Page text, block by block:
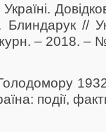
//
журн. – 2018.
події,